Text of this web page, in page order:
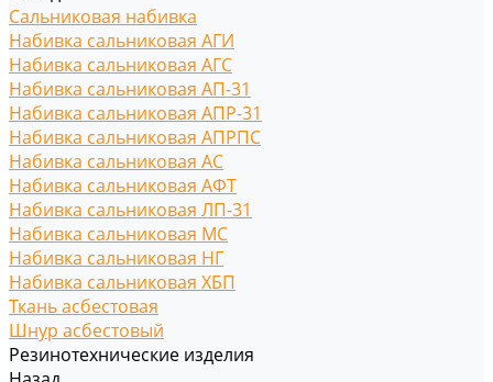
Сальниковая набивка
Набивка сальниковая АГИ
Набивка сальниковая АГС
Набивка сальниковая АП-31
Набивка сальниковая АПР-31
Набивка сальниковая АПРПС
Набивка сальниковая АС
Набивка сальниковая АФТ
Набивка сальниковая ЛП-31
Набивка сальниковая МС
Набивка сальниковая НГ
Набивка сальниковая ХБП
Ткань асбестовая
Шнур асбестовый
Резинотехнические изделия